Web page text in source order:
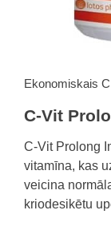
Ekonomiskais
C-Vit
C-Vit Prolong
vitamīna, kas
veicina
kriodesikētu